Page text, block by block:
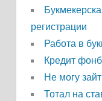
регистрации
Работа в
Кредит
Не могу
Тотал на